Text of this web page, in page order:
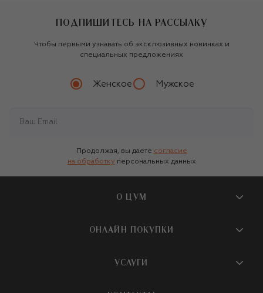
ПОДПИШИТЕСЬ НА РАССЫЛКУ
Чтобы первыми узнавать об эксклюзивных новинках и
специальных предложениях
Женское Мужское
Продолжая, вы даете согласие
на обработку персональных данных
О ЦУМ
О магазине
Бутики и ПВЗ ЦУМ
ОНЛАЙН ПОКУПКИ
УСЛУГИ